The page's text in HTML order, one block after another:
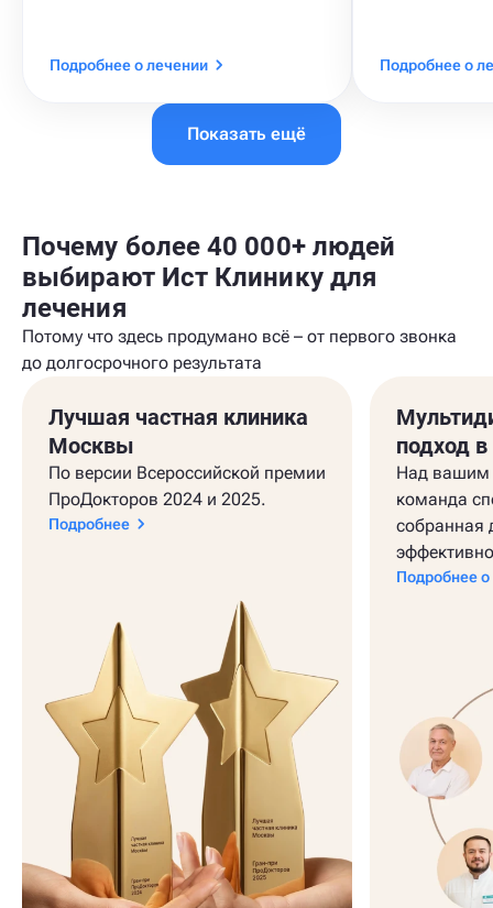
Подробнее о лечении Подробнее о
Показать ещё
Почему более 40 000+ людей
выбирают Ист Клинику для
лечения
Потому что здесь продумано всё – от первого звонка
до долгосрочного результата
Лучшая частная клиника
Москвы
По версии Всероссийской премии
ПроДокторов 2024 и 2025.
Подробнее
подход
Над вашим
команда
собранная
Подробнее о